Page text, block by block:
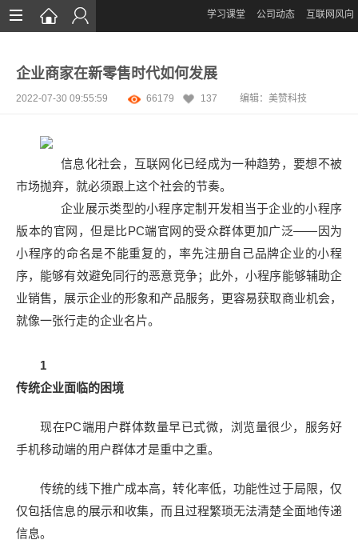
网站设计
微信开发
案例鉴赏
资讯
学习课堂 公司动态 互联网风向
企业商家在新零售时代如何发展
2022-07-30 09:55:59 66179 137 编辑： 美赞科技
信息化社会，互联网化已经成为一种趋势，要想不被
市场抛弃，就必须跟上这个社会的节奏。
企业展示类型的小程序定制开发相当于企业的小程序
版本的官网，但是比PC端官网的受众群体更加广泛——因为
小程序的命名是不能重复的，率先注册自己品牌企业的小程
序，能够有效避免同行的恶意竞争；此外，小程序能够辅助企
业销售，展示企业的形象和产品服务，更容易获取商业机会，
就像一张行走的企业名片。
1
传统企业面临的困境
现在PC端用户群体数量早已式微，浏览量很少，服务好
手机移动端的用户群体才是重中之重。
传统的线下推广成本高，转化率低，功能性过于局限，仅
仅包括信息的展示和收集，而且过程繁琐无法清楚全面地传递
信息。